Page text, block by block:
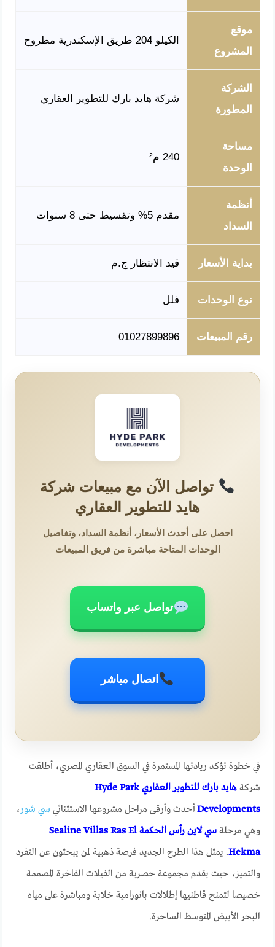
موقع
المشروع
الكيلو 204 طريق الإسكندرية مطروح
الشركة
المطورة
شركة هايد بارك للتطوير العقاري
مساحة
الوحدة
240 م²
أنظمة
السداد
مقدم 5% وتقسيط حتى 8 سنوات
بداية الأسعار قيد الانتظار ج.م
نوع الوحدات فلل
رقم المبيعات 01027899896
تواصل الآن مع مبيعات شركة
هايد للتطوير العقاري
احصل على أحدث الأسعار، أنظمة السداد، وتفاصيل
الوحدات المتاحة مباشرة من فريق المبيعات
تواصل عبر واتساب
اتصال مباشر
في خطوة تؤكد ريادتها المستمرة في السوق العقاري المصري، أطلقت
شركة
هايد بارك للتطوير العقاري Hyde Park
Developments أحدث وأرقى مراحل مشروعها الاستثنائي سي شور،
وهي مرحلة
سي لاين رأس الحكمة Sealine Villas Ras El
Hekma. يمثل هذا الطرح الجديد فرصة ذهبية لمن يبحثون عن التفرد
والتميز، حيث يقدم مجموعة حصرية من الفيلات الفاخرة المصممة
خصيصا لتمنح قاطنيها إطلالات بانورامية خلابة ومباشرة على مياه
البحر الأبيض المتوسط الساحرة.